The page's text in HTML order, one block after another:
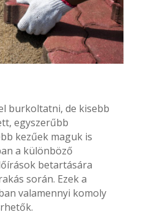
burkoltatni, de kisebb
egyszerűbb
kezűek maguk is
a különböző
betartására
során. Ezek a
valamennyi komoly